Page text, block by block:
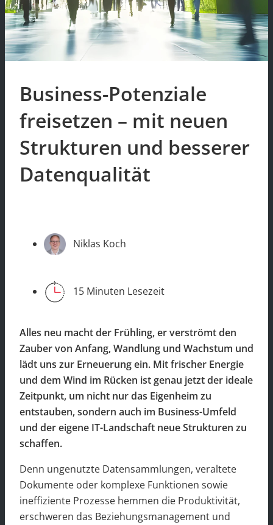
Business-Potenziale
freisetzen – mit neuen
Strukturen und besserer
Datenqualität
Niklas Koch
15 Minuten Lesezeit
Alles neu macht der Frühling, er verströmt den
Zauber von Anfang, Wandlung und Wachstum und
lädt uns zur Erneuerung ein. Mit frischer Energie
und dem Wind im Rücken ist genau jetzt der ideale
Zeitpunkt, um nicht nur das Eigenheim zu
entstauben, sondern auch im Business-Umfeld
und der eigene IT-Landschaft neue Strukturen zu
schaffen.
Denn ungenutzte Datensammlungen, veraltete
Dokumente oder komplexe Funktionen sowie
ineffiziente Prozesse hemmen die Produktivität,
erschweren das Beziehungsmanagement und